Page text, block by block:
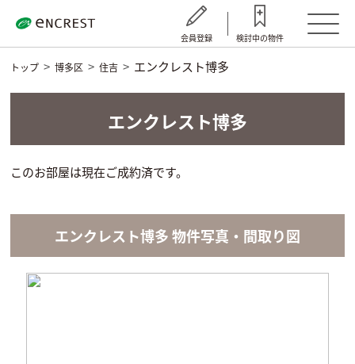
会員登録 検討中の物件
トップ 博多区 住吉 エンクレスト博多
エンクレスト博多
このお部屋は現在ご成約済です。
エンクレスト博多 物件写真・間取り図